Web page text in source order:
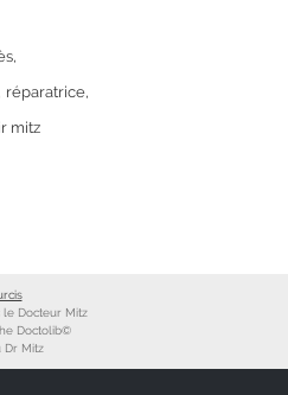
réparatrice
mitz
le Docteur Mitz
Doctolib©
Dr Mitz